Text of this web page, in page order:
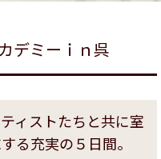
デミーｉｎ呉
ィストたちと共に室
る充実の５日間。